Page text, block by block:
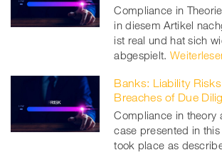
Compliance in
in diesem Artikel
ist real und hat sich
abgespielt.
Banks: Liability
Breaches of Due
Compliance in theory
case presented in
took place as